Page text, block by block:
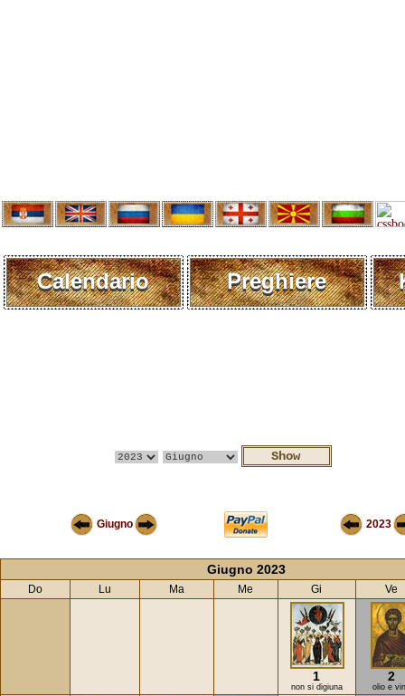
Calendario Preghiere
Giugno 2023
Giugno 2023
Do Lu Ma Me Gi Ve
1
non si digiuna
2
olio e